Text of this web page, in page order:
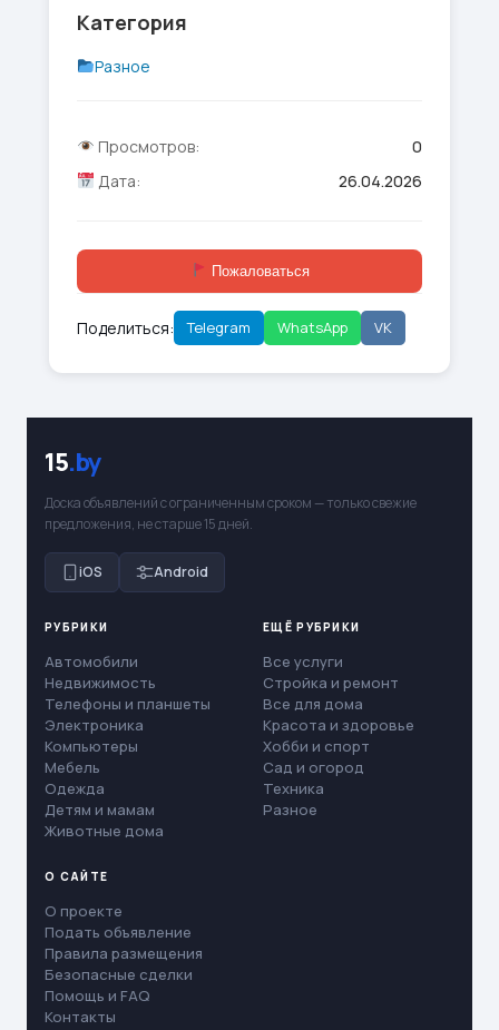
Категория
Разное
Просмотров:
0
Дата:
26.04.2026
Пожаловаться
Поделиться: Telegram WhatsApp VK
15.by
Доска объявлений с ограниченным сроком — только свежие
предложения, не старше 15 дней.
iOS Android
РУБРИКИ
Автомобили
Недвижимость
Телефоны и планшеты
Электроника
Компьютеры
Мебель
Одежда
Детям и мамам
Животные дома
ЕЩЁ РУБРИКИ
Все услуги
Стройка и ремонт
Все для дома
Красота и здоровье
Хобби и спорт
Сад и огород
Техника
Разное
О САЙТЕ
О проекте
Подать объявление
Правила размещения
Безопасные сделки
Помощь и FAQ
Контакты